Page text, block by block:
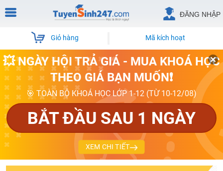
ĐĂNG NHẬP
Giỏ hàng Mã kích hoạt
💥 NGÀY HỘI TRẢ GIÁ - MUA KHOÁ HỌC
THEO GIÁ BẠN MUỐN❗
🎯 TOÀN BỘ KHOÁ HỌC LỚP 1-12 (TỪ 10-12/08)
BẮT ĐẦU SAU 1 NGÀY
XEM CHI TIẾT